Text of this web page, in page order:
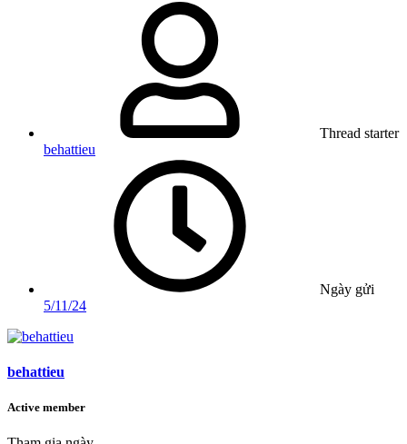
Thread starter
behattieu
Ngày gửi
5/11/24
behattieu
Active member